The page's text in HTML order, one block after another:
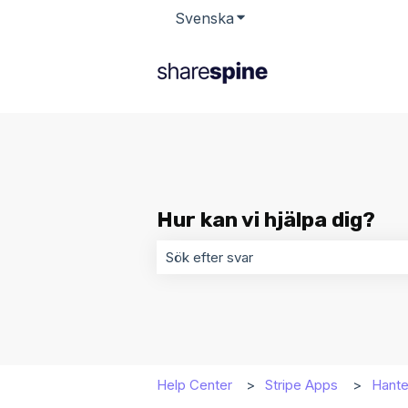
Svenska Visa undermenyer för
Hur kan vi hjälpa dig?
Help Center Stripe Apps